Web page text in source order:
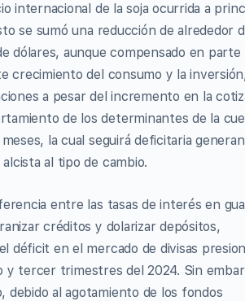
internacional de la soja ocurrida a
se sumó una reducción de alrededor
dólares, aunque compensado en parte
crecimiento del consumo y la
a pesar del incremento en la
de los determinantes de la
la cual seguirá deficitaria
al tipo de cambio.
entre las tasas de interés en
créditos y dolarizar depósitos,
déficit en el mercado de divisas
y tercer trimestres del 2024. Sin
al agotamiento de los fondos